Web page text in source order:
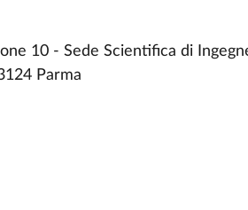
10 - Sede Scientifica di
Parma